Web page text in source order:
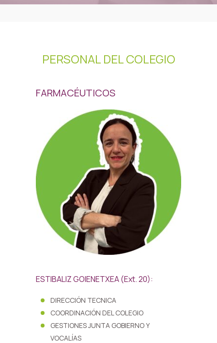
PERSONAL DEL COLEGIO
FARMACÉUTICOS
ESTIBALIZ GOIENETXEA (Ext. 20):
DIRECCIÓN TECNICA
COORDINACIÓN DEL COLEGIO
GESTIONES JUNTA GOBIERNO Y
VOCALÍAS